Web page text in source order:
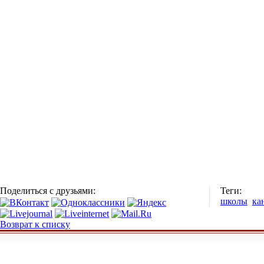
Поделиться с друзьями:
Теги:
школы
Возврат к списку